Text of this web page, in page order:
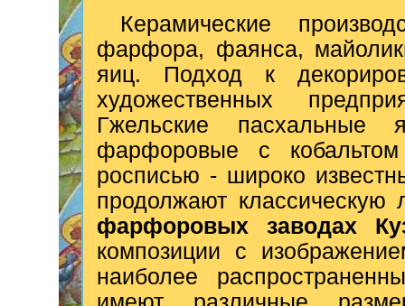
Керамические
фарфора, фаянса,
яиц. Подход к
художественных
Гжельские
фарфоровые с
росписью - широко
продолжают
фарфоровых заводах
композиции с
наиболее